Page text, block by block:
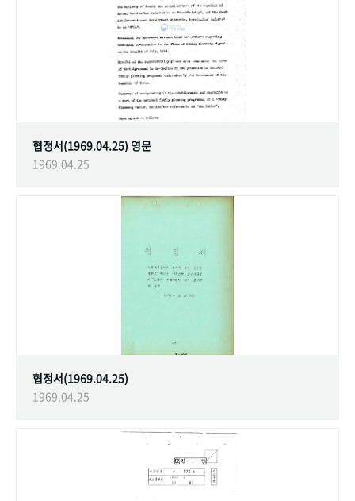
협정서(1969.04.25) 영문
1969.04.25
협정서(1969.04.25)
1969.04.25